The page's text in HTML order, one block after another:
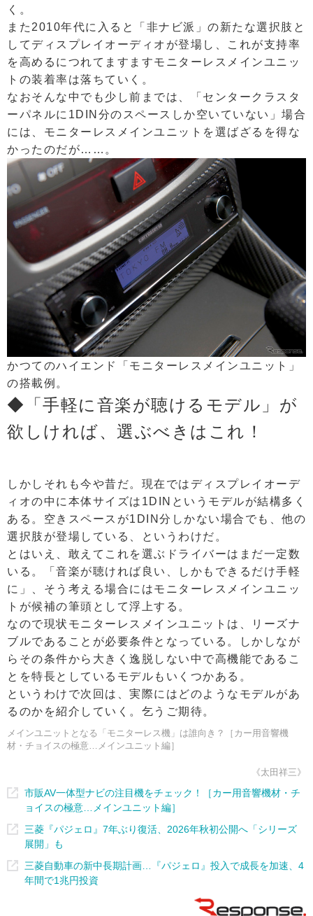
く。
また2010年代に入ると「非ナビ派」の新たな選択肢と
してディスプレイオーディオが登場し、これが支持率
を高めるにつれてますますモニターレスメインユニッ
トの装着率は落ちていく。
なおそんな中でも少し前までは、「センタークラスタ
ーパネルに1DIN分のスペースしか空いていない」場合
には、モニターレスメインユニットを選ばざるを得な
かったのだが……。
かつてのハイエンド「モニターレスメインユニット」
の搭載例。
◆「手軽に音楽が聴けるモデル」が
欲しければ、選ぶべきはこれ！
しかしそれも今や昔だ。現在ではディスプレイオーデ
ィオの中に本体サイズは1DINというモデルが結構多く
ある。空きスペースが1DIN分しかない場合でも、他の
選択肢が登場している、というわけだ。
とはいえ、敢えてこれを選ぶドライバーはまだ一定数
いる。「音楽が聴ければ良い、しかもできるだけ手軽
に」、そう考える場合にはモニターレスメインユニッ
トが候補の筆頭として浮上する。
なので現状モニターレスメインユニットは、リーズナ
ブルであることが必要条件となっている。しかしなが
らその条件から大きく逸脱しない中で高機能であるこ
とを特長としているモデルもいくつかある。
というわけで次回は、実際にはどのようなモデルがあ
るのかを紹介していく。乞うご期待。
メインユニットとなる「モニターレス機」は誰向き？［カー用音響機
材・チョイスの極意…メインユニット編］
《太田祥三》
市販AV一体型ナビの注目機をチェック！［カー用音響機材・チ
ョイスの極意…メインユニット編］
三菱『パジェロ』7年ぶり復活、2026年秋初公開へ「シリーズ
展開」も
三菱自動車の新中長期計画…『パジェロ』投入で成長を加速、4
年間で1兆円投資